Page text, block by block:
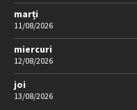
marți
11/08/2026
miercuri
12/08/2026
joi
13/08/2026